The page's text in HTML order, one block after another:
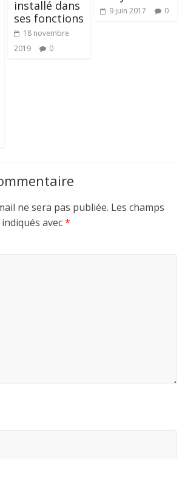
installé dans
ses fonctions
18 novembre
2019
0
9 juin 2017 0
ne sera pas publiée. Les champs
avec*